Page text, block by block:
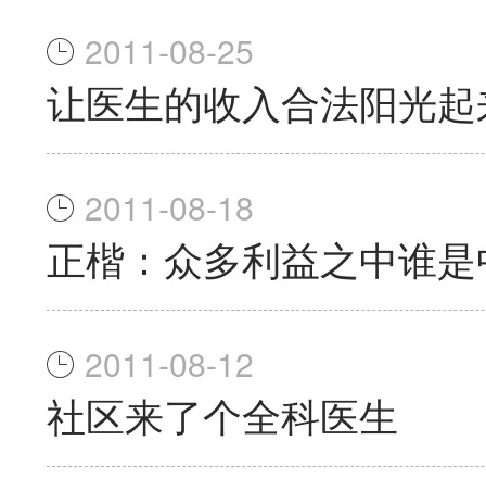
2011-08-25
让医生的收入合法阳光
2011-08-18
正楷：众多利益之中谁
2011-08-12
社区来了个全科医生